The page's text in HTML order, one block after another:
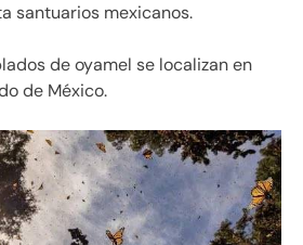
santuarios mexicanos.
de oyamel se localizan en
de México.